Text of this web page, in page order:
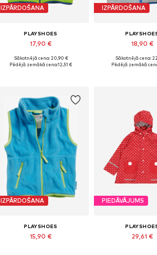
IZPĀRDOŠANA
PLAYSHOES
17,90 €
Pieejams daudzos izmēros
Sākotnējā cena: 20,90 €
Pēdējā zemākā cena:12,51 €
IZPĀRDOŠANA
18,90 €
Pieejams daudzos
Sākotnējā cena:
Pēdējā zemākā
IZPĀRDOŠANA
PLAYSHOES
15,90 €
PIEDĀVĀJUMS
29,61 €